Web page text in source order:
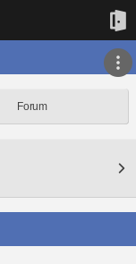
Forum